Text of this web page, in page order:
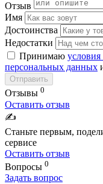
Отзыв
Имя
Достоинства
Недостатки
Принимаю
персональных данных
Отправить
Отзывы 0
Оставить отзыв
✍️
Станьте первым,
сервисе
Оставить отзыв
Вопросы 0
Задать вопрос